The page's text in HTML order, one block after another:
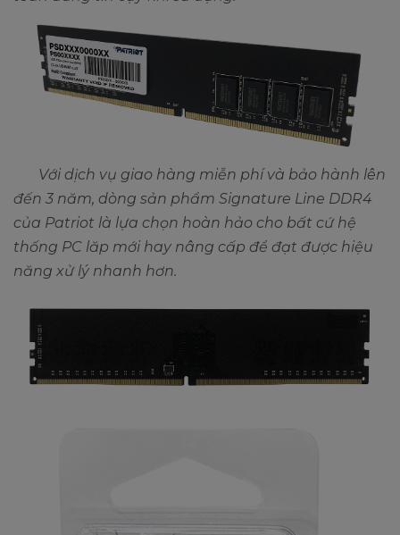
Với dịch vụ giao hàng miễn phí và bảo hành lên
đến 3 năm, dòng sản phẩm Signature Line DDR4
của Patriot là lựa chọn hoàn hảo cho bất cứ hệ
thống PC lăp mới hay nâng cấp để đạt được hiệu
năng xử lý nhanh hơn.